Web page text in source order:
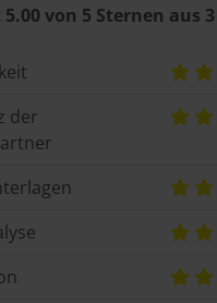
von 5 Sternen aus
der